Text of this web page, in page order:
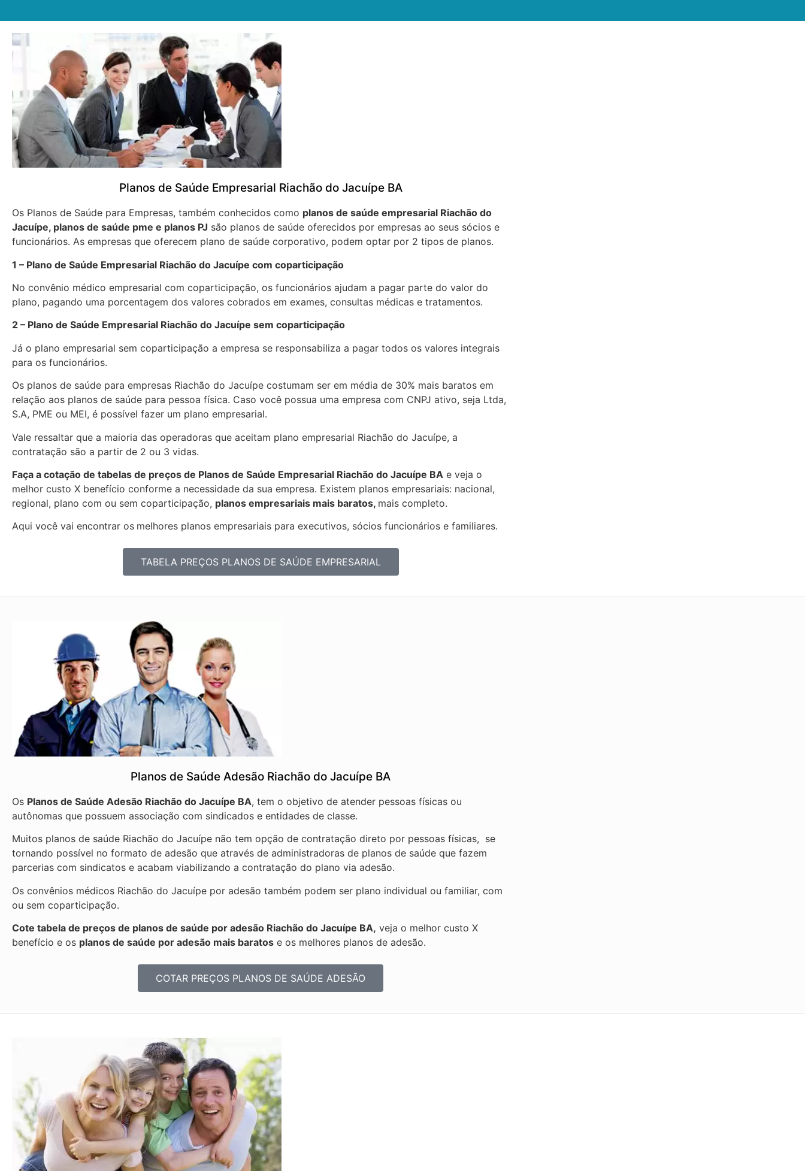
Planos de Saúde Empresarial Riachão do Jacuípe BA
Os Planos de Saúde para Empresas, também conhecidos como planos de saúde empresarial Riachão do
Jacuípe, planos de saúde pme e planos PJ são planos de saúde oferecidos por empresas ao seus sócios e
funcionários. As empresas que oferecem plano de saúde corporativo, podem optar por 2 tipos de planos.
1 – Plano de Saúde Empresarial Riachão do Jacuípe com coparticipação
No convênio médico empresarial com coparticipação, os funcionários ajudam a pagar parte do valor do
plano, pagando uma porcentagem dos valores cobrados em exames, consultas médicas e tratamentos.
2 – Plano de Saúde Empresarial Riachão do Jacuípe sem coparticipação
Já o plano empresarial sem coparticipação a empresa se responsabiliza a pagar todos os valores integrais
para os funcionários.
Os planos de saúde para empresas Riachão do Jacuípe costumam ser em média de 30% mais baratos em
relação aos planos de saúde para pessoa física. Caso você possua uma empresa com CNPJ ativo, seja Ltda,
S.A, PME ou MEI, é possível fazer um plano empresarial.
Vale ressaltar que a maioria das operadoras que aceitam plano empresarial Riachão do Jacuípe, a
contratação são a partir de 2 ou 3 vidas.
Faça a cotação de tabelas de preços de Planos de Saúde Empresarial Riachão do Jacuípe BA e veja o
melhor custo X benefício conforme a necessidade da sua empresa. Existem planos empresariais: nacional,
regional, plano com ou sem coparticipação, planos empresariais mais baratos, mais completo.
Aqui você vai encontrar os melhores planos empresariais para executivos, sócios funcionários e familiares.
TABELA PREÇOS PLANOS DE SAÚDE EMPRESARIAL
Planos de Saúde Adesão Riachão do Jacuípe BA
Os Planos de Saúde Adesão Riachão do Jacuípe BA, tem o objetivo de atender pessoas físicas ou
autônomas que possuem associação com sindicados e entidades de classe.
Muitos planos de saúde Riachão do Jacuípe não tem opção de contratação direto por pessoas físicas, se
tornando possível no formato de adesão que através de administradoras de planos de saúde que fazem
parcerias com sindicatos e acabam viabilizando a contratação do plano via adesão.
Os convênios médicos Riachão do Jacuípe por adesão também podem ser plano individual ou familiar, com
ou sem coparticipação.
Cote tabela de preços de planos de saúde por adesão Riachão do Jacuípe BA, veja o melhor custo X
benefício e os planos de saúde por adesão mais baratos e os melhores planos de adesão.
COTAR PREÇOS PLANOS DE SAÚDE ADESÃO